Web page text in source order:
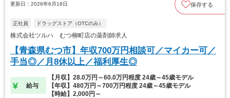
更新日：2026年6月18日 保存する
正社員 ドラッグストア（OTCのみ）
株式会社ツルハ むつ柳町店の薬剤師求人
【青森県むつ市】年収700万円相談可／マイカー可／
手当◎／月8休以上／福利厚生◎
給与
【月収】28.0万円～60.0万円程度 24歳～45歳モデル
【年収】480万円～700万円程度 24歳～45歳モデル
【時給】2,000円～